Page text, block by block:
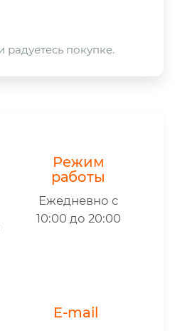
радуетесь покупке.
Режим
работы
Ежедневно с
10:00 до 20:00
E-mail